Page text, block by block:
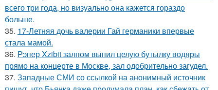
всего три года, но визуально она кажется гораздо
больше.
35. 17-Летняя дочь валерии Гай германики впервые
стала мамой.
36. Рэпер Xzibit залпом выпил целую бутылку водяры
прямо на концерте в Москве, зал одобрительно загудел.
37. Западные СМИ со ссылкой на анонимный источник